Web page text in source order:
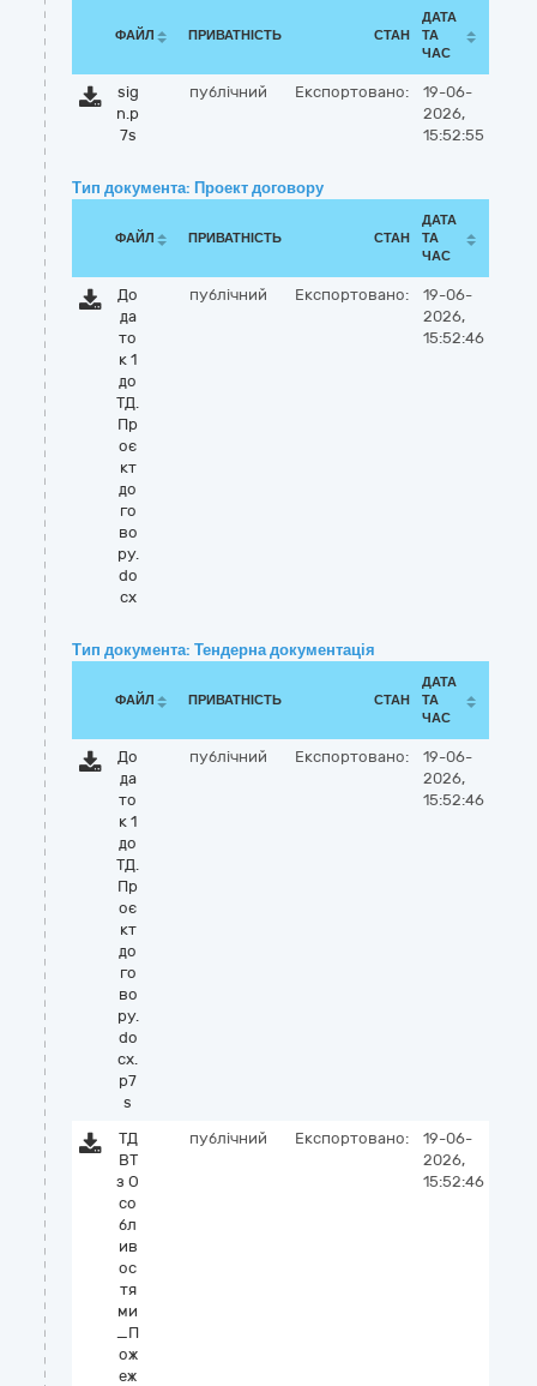
ФАЙЛ ПРИВАТНІСТЬ СТАН
ДАТА
ТА
ЧАС
sig
n.p
7s
публічний Експортовано:
19-06-
2026,
15:52:55
Тип документа: Проект договору
ФАЙЛ ПРИВАТНІСТЬ СТАН
ДАТА
ТА
ЧАС
До
да
то
к 1
до
ТД.
Пр
оє
кт
до
го
во
ру.
do
cx
публічний Експортовано:
19-06-
2026,
15:52:46
Тип документа: Тендерна документація
ФАЙЛ ПРИВАТНІСТЬ СТАН
ДАТА
ТА
ЧАС
До
да
то
к 1
до
ТД.
Пр
оє
кт
до
го
во
ру.
do
cx.
p7
s
публічний Експортовано:
19-06-
2026,
15:52:46
ТД
ВТ
з О
со
бл
ив
ос
тя
ми
_П
ож
еж
публічний Експортовано:
19-06-
2026,
15:52:46